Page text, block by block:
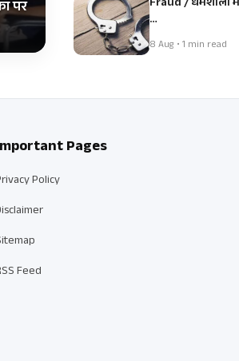
पर
…
8 Aug • 1 min read
Pages
Policy
Feed